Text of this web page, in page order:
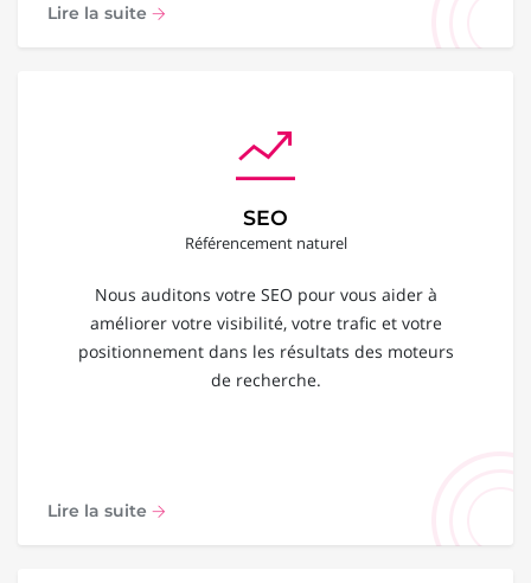
Lire la suite
SEO
Référencement naturel
Nous auditons votre SEO pour vous aider à
améliorer votre visibilité, votre trafic et votre
positionnement dans les résultats des moteurs
de recherche.
Lire la suite